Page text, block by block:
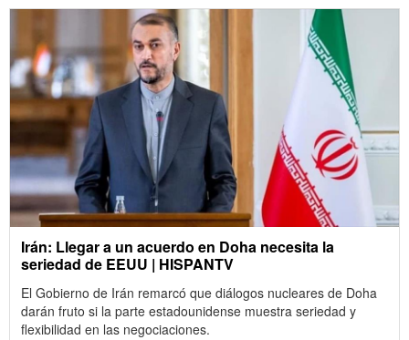
Irán: Llegar a un acuerdo en Doha necesita la
seriedad de EEUU | HISPANTV
El Gobierno de Irán remarcó que diálogos nucleares de Doha
darán fruto si la parte estadounidense muestra seriedad y
flexibilidad en las negociaciones.